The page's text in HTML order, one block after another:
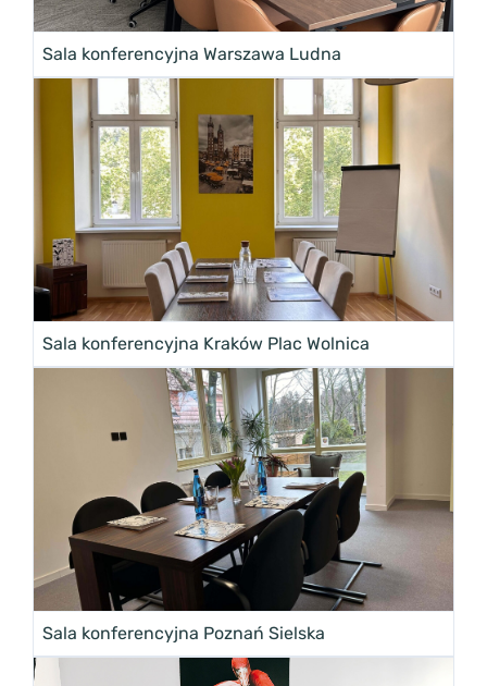
Sala konferencyjna Warszawa Ludna
Sala konferencyjna Kraków Plac Wolnica
Sala konferencyjna Poznań Sielska